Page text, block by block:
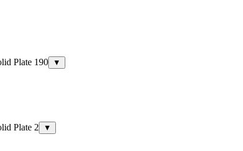
Plate 190
▼
Plate 2
▼